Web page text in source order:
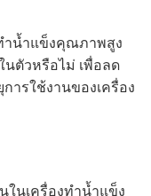
ำน้ำแข็งคุณภาพสูง
ตัวหรือไม่ เพื่อลด
ารใช้งานของเครื่อง
นเครื่องทำน้ำแข็ง